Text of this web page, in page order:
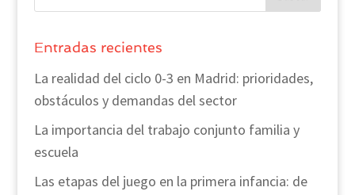
Entradas recientes
La realidad del ciclo 0-3 en Madrid: prioridades,
obstáculos y demandas del sector
La importancia del trabajo conjunto familia y
escuela
Las etapas del juego en la primera infancia: de